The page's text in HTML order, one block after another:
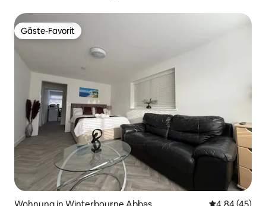
Gäste-Favorit
Gäste-Favorit